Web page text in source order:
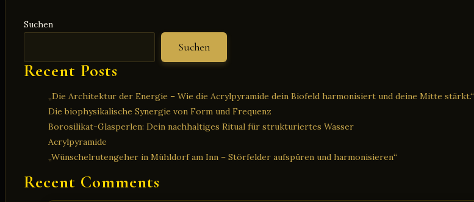
Suchen
Suchen
Recent Posts
„Die Architektur der Energie – Wie die Acrylpyramide dein Biofeld harmonisiert und deine Mitte stärkt.“
Die biophysikalische Synergie von Form und Frequenz
Borosilikat-Glasperlen: Dein nachhaltiges Ritual für strukturiertes Wasser
Acrylpyramide
„Wünschelrutengeher in Mühldorf am Inn – Störfelder aufspüren und harmonisieren“
Recent Comments